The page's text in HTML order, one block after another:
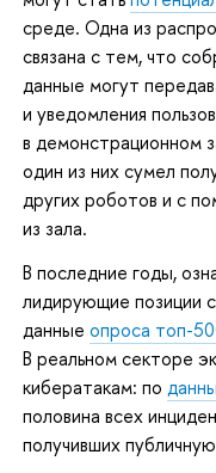
среде. Одна из
связана с тем, что
данные могут
и уведомления
в демонстрационном
один из них сумел
других роботов и с
из зала.
В последние годы,
лидирующие позиции
данные опроса топ-
В реальном секторе
кибератакам: по
половина всех
получивших